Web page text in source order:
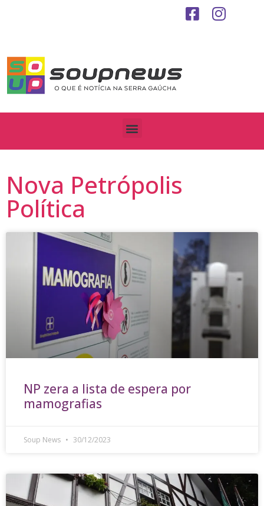
Nova Petrópolis
Política
NP zera a lista de espera por
mamografias
Soup News 30/12/2023